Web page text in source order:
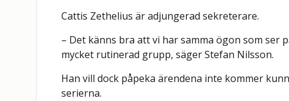
Cattis Zethelius är adjungerad sekreterare.
– Det känns bra att vi har samma ögon som ser
mycket rutinerad grupp, säger Stefan Nilsson.
Han vill dock påpeka ärendena inte kommer
serierna.